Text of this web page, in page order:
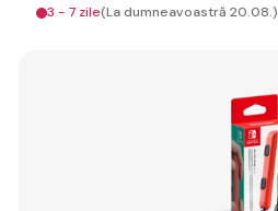
3 - 7 zile(La dumneavoastră 20.08.)